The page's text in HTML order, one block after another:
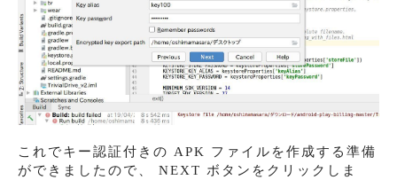
これでキー認証付きの APK ファイルを作成する準備
ができましたので、 NEXT ボタンをクリックしま